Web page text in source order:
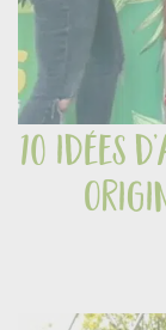
10 idées